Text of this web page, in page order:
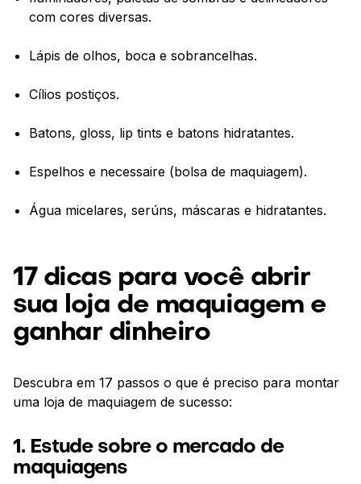
com cores diversas.
Lápis de olhos, boca e sobrancelhas.
Cílios postiços.
Batons, gloss, lip tints e batons hidratantes.
Espelhos e necessaire (bolsa de maquiagem).
Água micelares, serúns, máscaras e hidratantes.
17 dicas para você abrir
sua loja de maquiagem e
ganhar dinheiro
Descubra em 17 passos o que é preciso para montar
uma loja de maquiagem de sucesso:
1. Estude sobre o mercado de
maquiagens